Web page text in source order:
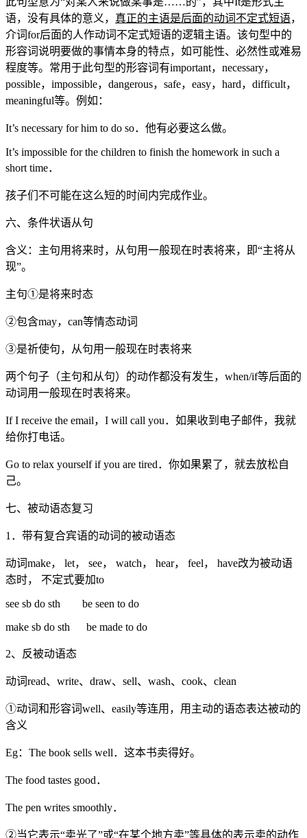
语，没有具体的意义， 真正的主语是后面的动词不定式短语，
介词for后面的人作动词不定式短语的逻辑主语。该句型中的
形容词说明要做的事情本身的特点，如可能性、必然性或难易
程度等。常用于此句型的形容词有important，necessary，
possible，impossible，dangerous，safe，easy，hard，difficult，
meaningful等。例如：
It’s necessary for him to do so．他有必要这么做。
It’s impossible for the children to finish the homework in such a
short time．
孩子们不可能在这么短的时间内完成作业。
六、条件状语从句
含义：主句用将来时，从句用一般现在时表将来，即“主将从
现”。
主句①是将来时态
②包含may，can等情态动词
③是祈使句，从句用一般现在时表将来
两个句子（主句和从句）的动作都没有发生，when/if等后面的
动词用一般现在时表将来。
If I receive the email，I will call you．如果收到电子邮件，我就
给你打电话。
Go to relax yourself if you are tired．你如果累了，就去放松自
己。
七、被动语态复习
1．带有复合宾语的动词的被动语态
动词make， let， see， watch， hear， feel， have改为被动语
态时， 不定式要加to
see sb do sth be seen to do
make sb do sth be made to do
2、反被动语态
动词read、write、draw、sell、wash、cook、clean
①动词和形容词well、easily等连用，用主动的语态表达被动的
含义
Eg：The book sells well．这本书卖得好。
The food tastes good．
The pen writes smoothly．
②当它表示“卖光了”或“在某个地方卖”等具体的表示卖的动作